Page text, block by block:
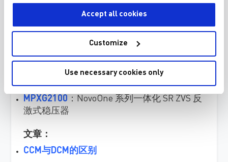
Accept all cookies
Customize
Use necessary cookies only
HFG610-65：具有集成 GaN HEMT 的高频准
谐振反激式稳压器
HF86：低端有源桥控制器
HF600-40 ：具有 CCM 或 QR 模式的反激式
MPXG2100 ：NovoOne 系列一体化 SR ZVS 反
激式稳压器
文章：
CCM与DCM的区别